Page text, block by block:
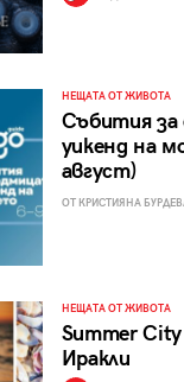
НЕЩАТА ОТ ЖИВОТА
Събития за
уикенд на
август)
ОТ КРИСТИЯНА
НЕЩАТА ОТ ЖИВОТА
Summer
Иракли